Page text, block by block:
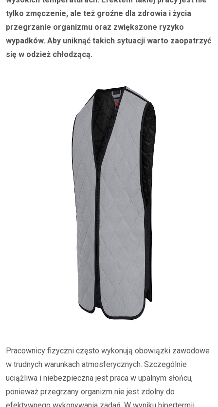
tylko zmęczenie, ale też groźne dla zdrowia i życia
przegrzanie organizmu oraz zwiększone ryzyko
wypadków. Aby uniknąć takich sytuacji warto zaopatrzyć
się w odzież chłodzącą.
Pracownicy fizyczni często wykonują obowiązki zawodowe
w trudnych warunkach atmosferycznych. Szczególnie
uciążliwa i niebezpieczna jest praca w upalnym słońcu,
ponieważ przegrzany organizm nie jest zdolny do